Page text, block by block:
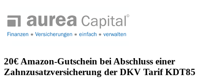
20€ Amazon-Gutschein bei Abschluss einer
Zahnzusatzversicherung der DKV Tarif KDT85